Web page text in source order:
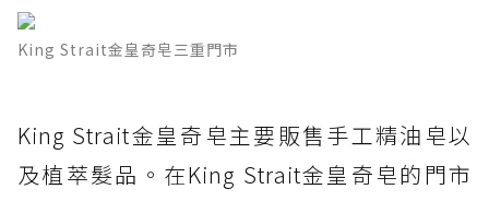
King Strait金皇奇皂三重門市
King Strait金皇奇皂主要販售手工精油皂以
及植萃髮品。在King Strait金皇奇皂的門市